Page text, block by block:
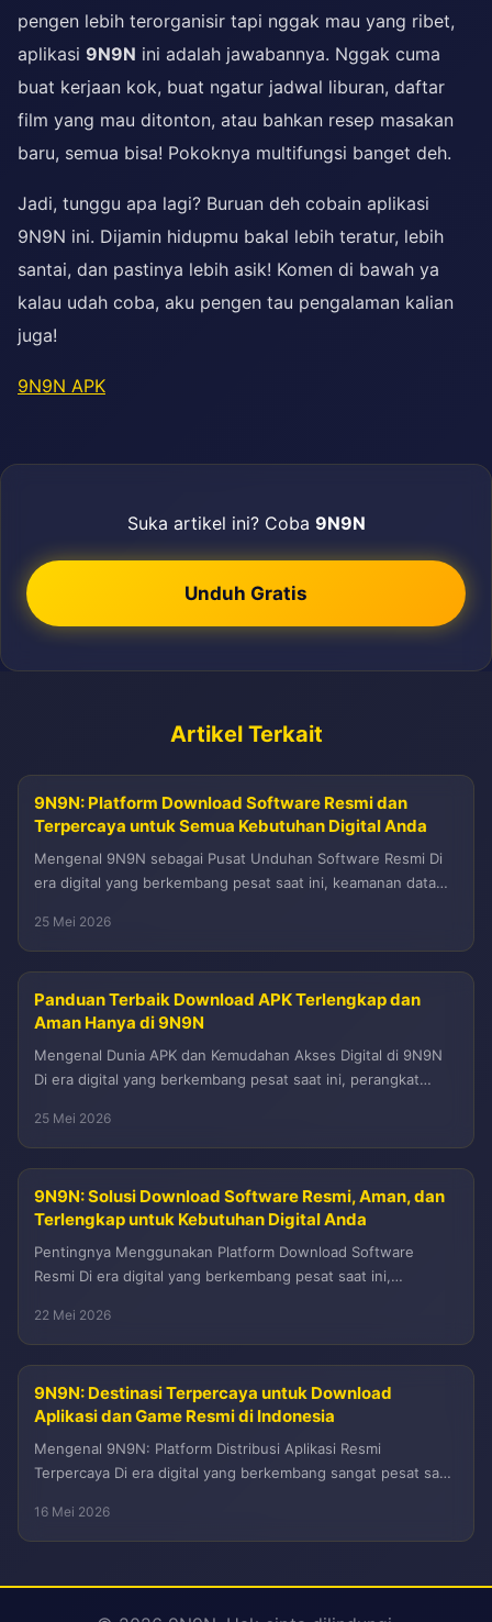
pengen lebih terorganisir tapi nggak mau yang ribet,
aplikasi 9N9N ini adalah jawabannya. Nggak cuma
buat kerjaan kok, buat ngatur jadwal liburan, daftar
film yang mau ditonton, atau bahkan resep masakan
baru, semua bisa! Pokoknya multifungsi banget deh.
Jadi, tunggu apa lagi? Buruan deh cobain aplikasi
9N9N ini. Dijamin hidupmu bakal lebih teratur, lebih
santai, dan pastinya lebih asik! Komen di bawah ya
kalau udah coba, aku pengen tau pengalaman kalian
juga!
9N9N APK
Suka artikel ini? Coba 9N9N
Unduh Gratis
Artikel Terkait
9N9N: Platform Download Software Resmi dan
Terpercaya untuk Semua Kebutuhan Digital Anda
Mengenal 9N9N sebagai Pusat Unduhan Software Resmi Di
era digital yang berkembang pesat saat ini, keamanan data
25 Mei 2026
Panduan Terbaik Download APK Terlengkap dan
Aman Hanya di 9N9N
Mengenal Dunia APK dan Kemudahan Akses Digital di 9N9N
Di era digital yang berkembang pesat saat ini, perangkat
25 Mei 2026
9N9N: Solusi Download Software Resmi, Aman, dan
Terlengkap untuk Kebutuhan Digital Anda
Pentingnya Menggunakan Platform Download Software
Resmi Di era digital yang berkembang pesat saat ini,
22 Mei 2026
9N9N: Destinasi Terpercaya untuk Download
Aplikasi dan Game Resmi di Indonesia
Mengenal 9N9N: Platform Distribusi Aplikasi Resmi
Terpercaya Di era digital yang berkembang sangat pesat saat
16 Mei 2026